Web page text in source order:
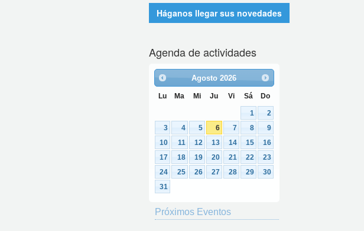
Háganos llegar sus novedades
Agenda de actividades
Agosto 2026
Lu Ma Mi Ju Vi Sá Do
1
2
3
4 5 6 7 8
9
10
11 12 13 14 15
16
17
18 19 20 21 22
23
24
25 26 27 28 29
30
31
Próximos Eventos